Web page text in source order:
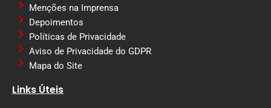
Menções na Imprensa
Depoimentos
Políticas de Privacidade
Aviso de Privacidade do GDPR
Mapa do Site
Links Úteis